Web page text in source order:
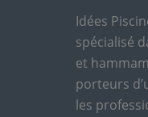
Idées
spécialisé
et
porteurs
les